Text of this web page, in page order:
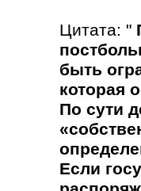
Цитата: "
быть
которая
По сути
Если